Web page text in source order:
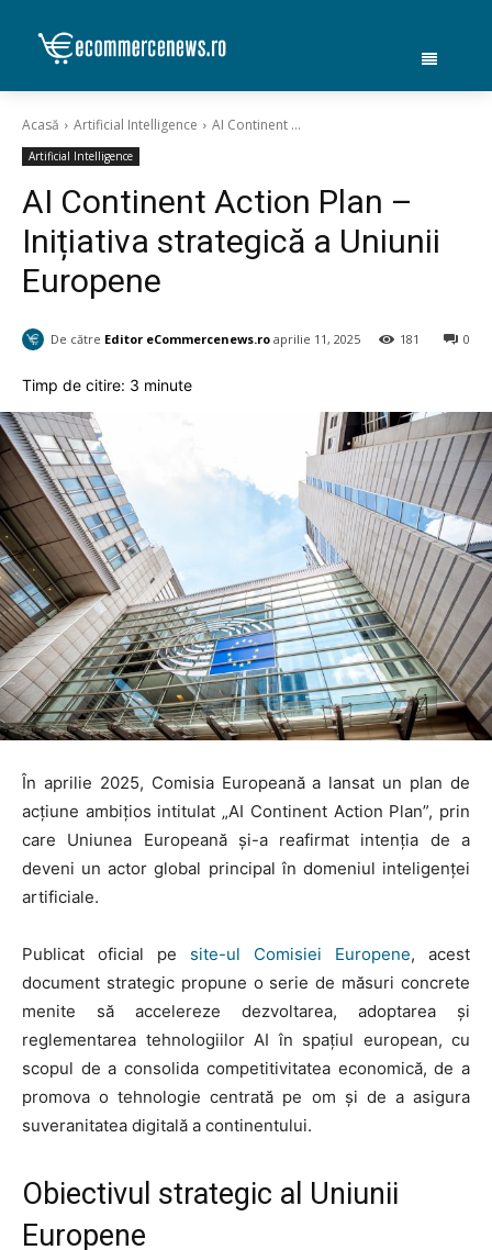
Acasă Artificial Intelligence AI Continent ...
Artificial Intelligence
AI Continent Action Plan –
Inițiativa strategică a Uniunii
Europene
De către Editor eCommercenews.ro aprilie 11, 2025 0
181
Timp de citire: 3 minute
În aprilie 2025, Comisia Europeană a lansat un plan de
acțiune ambițios intitulat „AI Continent Action Plan”, prin
care Uniunea Europeană și-a reafirmat intenția de a
deveni un actor global principal în domeniul inteligenței
artificiale.
Publicat oficial pe site-ul Comisiei Europene, acest
document strategic propune o serie de măsuri concrete
menite să accelereze dezvoltarea, adoptarea și
reglementarea tehnologiilor AI în spațiul european, cu
scopul de a consolida competitivitatea economică, de a
promova o tehnologie centrată pe om și de a asigura
suveranitatea digitală a continentului.
Obiectivul strategic al Uniunii
Europene